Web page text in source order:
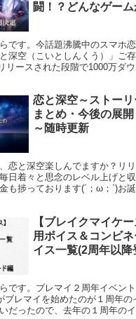
闘！？どんなゲー
です。今話題沸騰中のスマホ
深空（こいとしんくう）」ご
リースされた段階で1000万ダ
恋と深空～ストーリ
まとめ・今後の展
～随時更新
恋と深空楽しんでますか？リ
日着々と思念のレベル上げと
も捗っております(´；ω；`)お
【ブレイクマイケ
用ボイス＆コンビ
イス一覧(2周年以降
です。ブレマイ２周年イベン
ブレマイを始めたのが１周年の
だったので、去年の１周年のイ